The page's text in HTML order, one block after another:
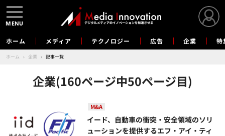
ホーム メディア テクノロジー 広告 企業 特
ホーム › 企業 › 記事一覧
企業(160ページ中50ページ目)
M&A
イード、自動車の衝突・安全領域のソリ
ューションを提供するエフ・アイ・ティ
MENU